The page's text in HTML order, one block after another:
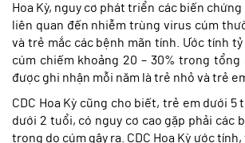
Hoa Kỳ, nguy cơ phát triển các biến
liên quan đến nhiễm trùng virus cúm
và trẻ mắc các bệnh mãn tính. Ước tính
cúm chiếm khoảng 20 – 30% trong tổng
được ghi nhận mỗi năm là trẻ nhỏ và trẻ
CDC Hoa Kỳ cũng cho biết, trẻ em dưới 5
dưới 2 tuổi, có nguy cơ cao gặp phải các
trọng do cúm gây ra. CDC Hoa Kỳ ước tính,